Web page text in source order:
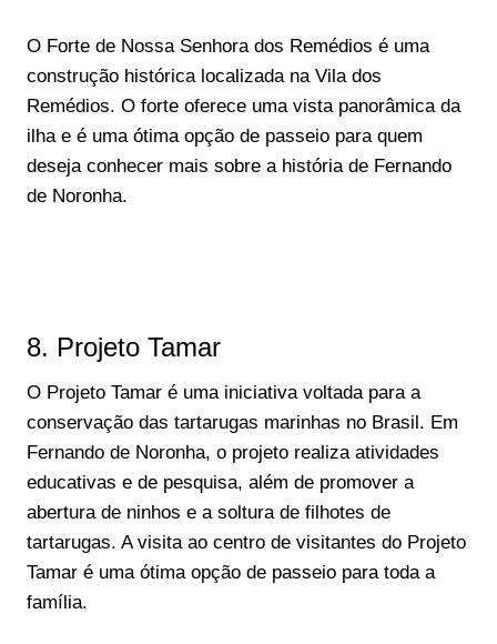
O Forte de Nossa Senhora dos Remédios é uma
construção histórica localizada na Vila dos
Remédios. O forte oferece uma vista panorâmica da
ilha e é uma ótima opção de passeio para quem
deseja conhecer mais sobre a história de Fernando
de Noronha.
8. Projeto Tamar
O Projeto Tamar é uma iniciativa voltada para a
conservação das tartarugas marinhas no Brasil. Em
Fernando de Noronha, o projeto realiza atividades
educativas e de pesquisa, além de promover a
abertura de ninhos e a soltura de filhotes de
tartarugas. A visita ao centro de visitantes do Projeto
Tamar é uma ótima opção de passeio para toda a
família.